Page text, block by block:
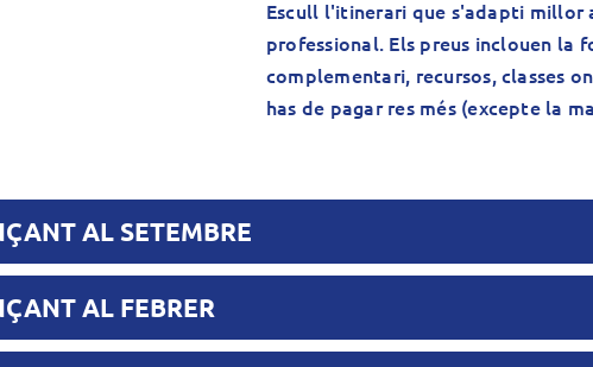
Escull l'itinerari que s'adapti millor
professional. Els preus inclouen
complementari, recursos, classes
has de pagar res més (excepte la
AL SETEMBRE
AL FEBRER